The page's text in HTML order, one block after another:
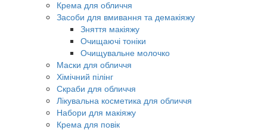
Крема для обличчя
Засоби для вмивання та демакіяжу
Зняття макіяжу
Очищаючі тоніки
Очищувальне молочко
Маски для обличчя
Хімічний пілінг
Скраби для обличчя
Лікувальна косметика для обличчя
Набори для макіяжу
Крема для повік